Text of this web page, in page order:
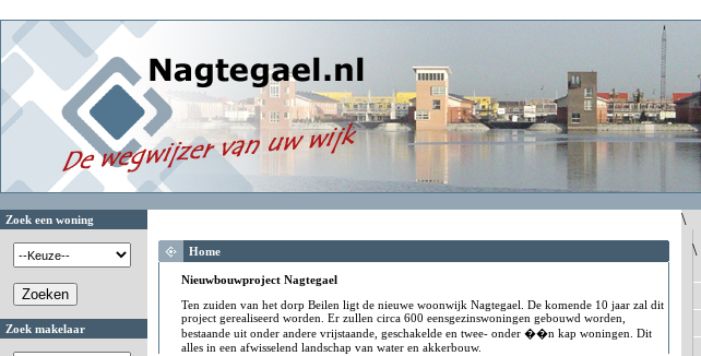
Zoek een woning
Zoek makelaar
Home
Nieuwbouwproject Nagtegael
Ten zuiden van het dorp Beilen ligt de nieuwe woonwijk Nagtegael. De komende 10 jaar zal dit
project gerealiseerd worden. Er zullen circa 600 eensgezinswoningen gebouwd worden,
bestaande uit onder andere vrijstaande, geschakelde en twee- onder ��n kap woningen. Dit
alles in een afwisselend landschap van water en akkerbouw.
\
\